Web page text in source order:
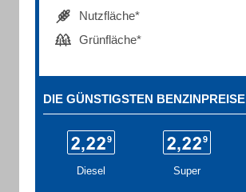
Nutzfläche*
Grünfläche*
DIE GÜNSTIGSTEN BENZINPREISE
Diesel Super